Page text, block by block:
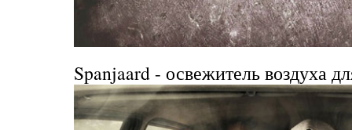
Spanjaard - освежитель воздуха